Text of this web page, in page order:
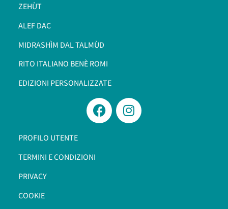
ZEHÙT
ALEF DAC
MIDRASHÌM DAL TALMÙD
RITO ITALIANO BENÈ ROMI​
EDIZIONI PERSONALIZZATE
PROFILO UTENTE
TERMINI E CONDIZIONI
PRIVACY
COOKIE